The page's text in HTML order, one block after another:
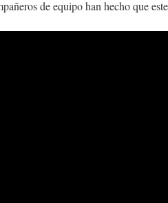
de equipo han hecho que